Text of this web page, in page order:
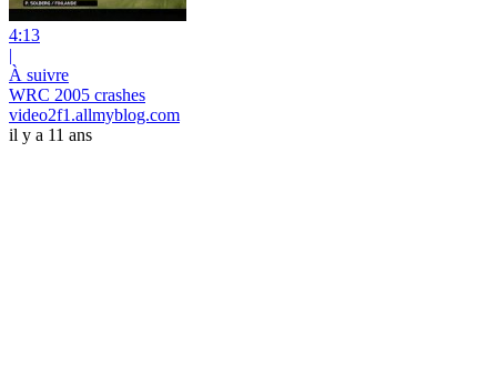
4:13
|
À suivre
WRC 2005 crashes
video2f1.allmyblog.com
il y a 11 ans